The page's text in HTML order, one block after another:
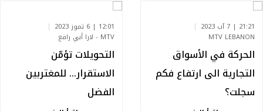
21:21 | 7 آب 2023
MTV LEBANON
الحركة في الأسواق
التجارية الى ارتفاع فكم
سجلت؟
12:01 | 6 تموز 2023
MTV - لارا أبي رافع
التحويلات تؤمّن
الاستقرار… للمغتربين
الفضل